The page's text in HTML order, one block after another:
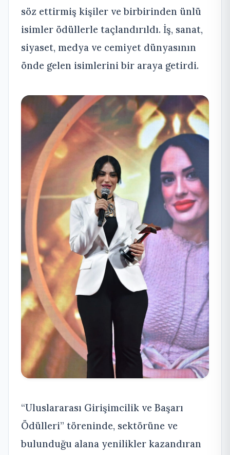
söz ettirmiş kişiler ve birbirinden ünlü
isimler ödüllerle taçlandırıldı. İş, sanat,
siyaset, medya ve cemiyet dünyasının
önde gelen isimlerini bir araya getirdi.
“Uluslararası Girişimcilik ve Başarı
Ödülleri” töreninde, sektörüne ve
bulunduğu alana yenilikler kazandıran